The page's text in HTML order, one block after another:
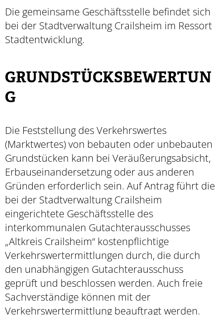
Die gemeinsame Geschäftsstelle befindet sich
bei der Stadtverwaltung Crailsheim im Ressort
Stadtentwicklung.
GRUNDSTÜCKSBEWERTUN
G
Die Feststellung des Verkehrswertes
(Marktwertes) von bebauten oder unbebauten
Grundstücken kann bei Veräußerungsabsicht,
Erbauseinandersetzung oder aus anderen
Gründen erforderlich sein. Auf Antrag führt die
bei der Stadtverwaltung Crailsheim
eingerichtete Geschäftsstelle des
interkommunalen Gutachterausschusses
„Altkreis Crailsheim“ kostenpflichtige
Verkehrswertermittlungen durch, die durch
den unabhängigen Gutachterausschuss
geprüft und beschlossen werden. Auch freie
Sachverständige können mit der
Verkehrswertermittlung beauftragt werden.